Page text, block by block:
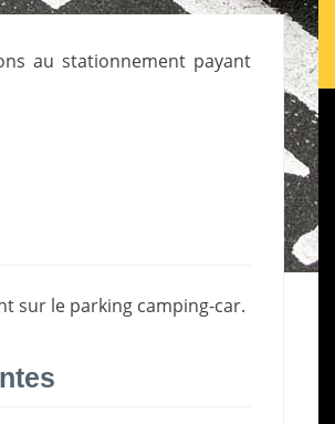
au stationnement payant
sur le parking camping-car.